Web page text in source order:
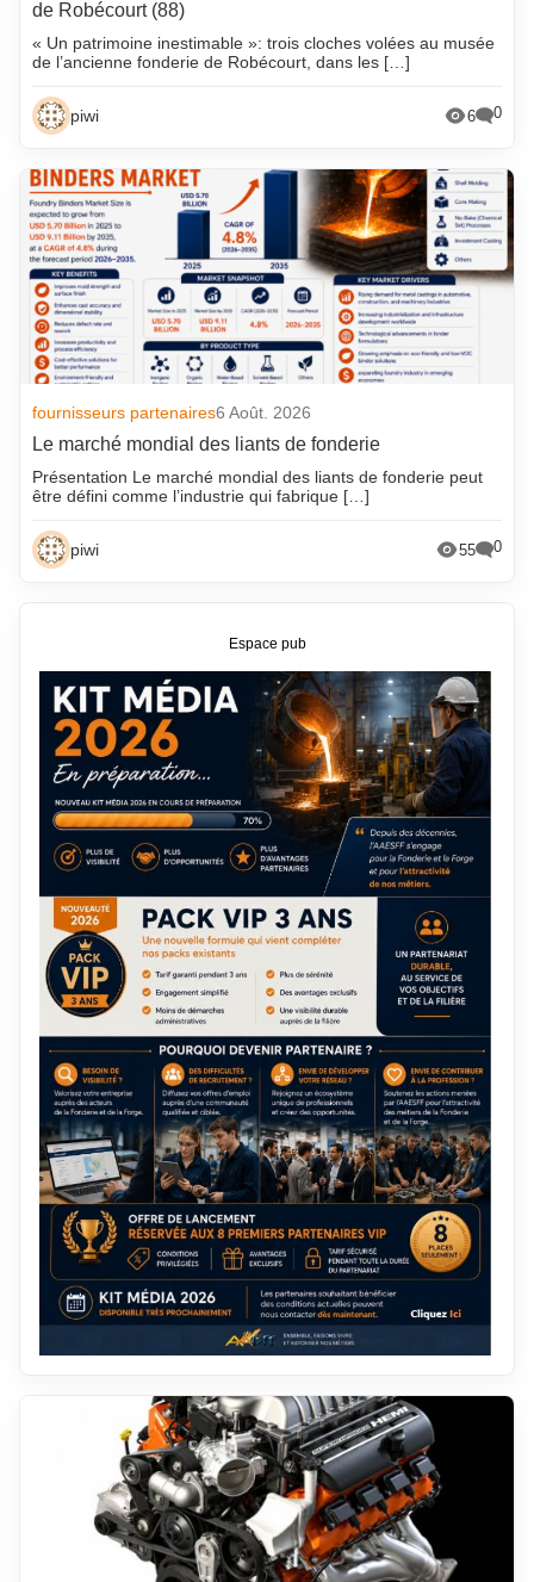
de Robécourt (88)
« Un patrimoine inestimable »: trois cloches volées au musée
de l’ancienne fonderie de Robécourt, dans les […]
piwi 6 0
fournisseurs partenaires6 Août. 2026
Le marché mondial des liants de fonderie
Présentation Le marché mondial des liants de fonderie peut
être défini comme l’industrie qui fabrique […]
piwi 55 0
Espace pub